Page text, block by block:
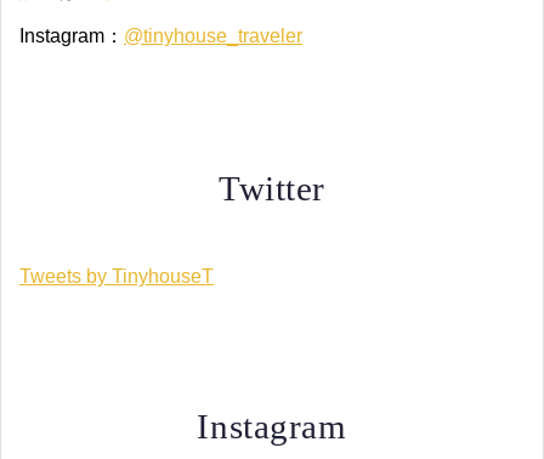
Instagram： @tinyhouse_traveler
Twitter
Tweets by TinyhouseT
Instagram